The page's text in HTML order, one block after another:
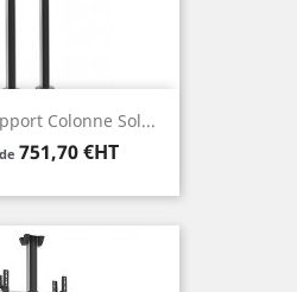
Colonne Sol...
Prix
751,70 €HT